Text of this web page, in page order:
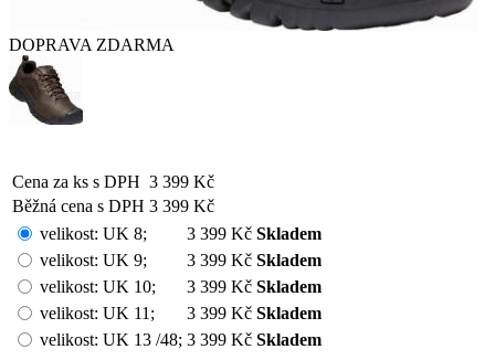
DOPRAVA ZDARMA
Cena za ks s DPH 3 399 Kč
Běžná cena s DPH 3 399 Kč
velikost: UK 8; 3 399 Kč Skladem
velikost: UK 9; 3 399 Kč Skladem
velikost: UK 10; 3 399 Kč Skladem
velikost: UK 11 ; 3 399 Kč Skladem
velikost: UK 13 /48; 3 399 Kč Skladem